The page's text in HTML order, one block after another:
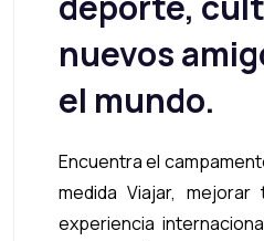
nuevos
el mundo.
Encuentra el
medida Viajar,
experiencia